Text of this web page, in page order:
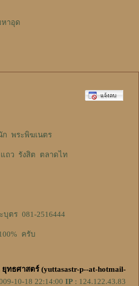
าอุด
พระพิฆเนตร
แถว รังสิต ตลาดไท
ตร 081-2516444
ครับ
ยุทธศาสตร์ (yuttasastr-p--at-hotmail-
10-18 22:14:00 IP : 124.122.43.83